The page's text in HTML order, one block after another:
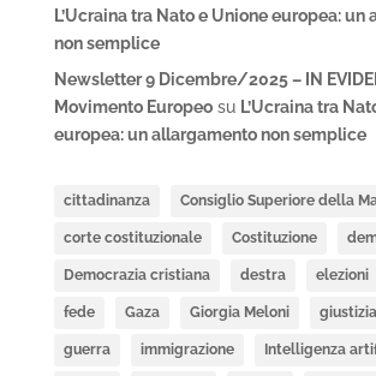
L’Ucraina tra Nato e Unione europea: un
non semplice
Newsletter 9 Dicembre/2025 – IN
Movimento Europeosu L’Ucraina tra
europea: un allargamento non semplice
cittadinanza Consiglio Superiore della
corte costituzionale Costituzione
Democrazia cristiana destra elezioni
fede Gaza Giorgia Meloni giustizia
guerra immigrazione Intelligenza